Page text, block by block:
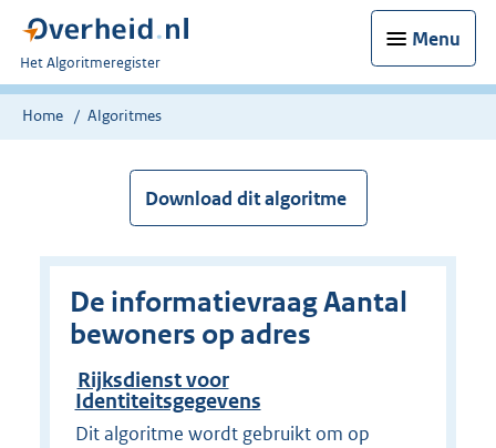
Menu
U
bent
nu
Het Algoritmeregister
Home Algoritmes
Download dit algoritme
De informatievraag Aantal
bewoners op adres
Rijksdienst voor
Identiteitsgegevens
Dit algoritme wordt gebruikt om op